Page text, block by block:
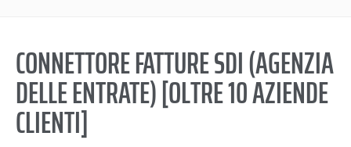
CONNETTORE FATTURE SDI (AGENZIA
DELLE ENTRATE) [OLTRE 10 AZIENDE
CLIENTI]